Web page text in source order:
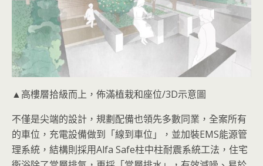
▲高樓層拾級而上，佈滿植栽和座位/3D示意圖
不僅是尖端的設計，規劃配備也領先多數同業，全案所有
的車位，充電設備做到「線到車位」，並加裝EMS能源管
理系統，結構則採用Alfa Safe柱中柱耐震系統工法，住宅